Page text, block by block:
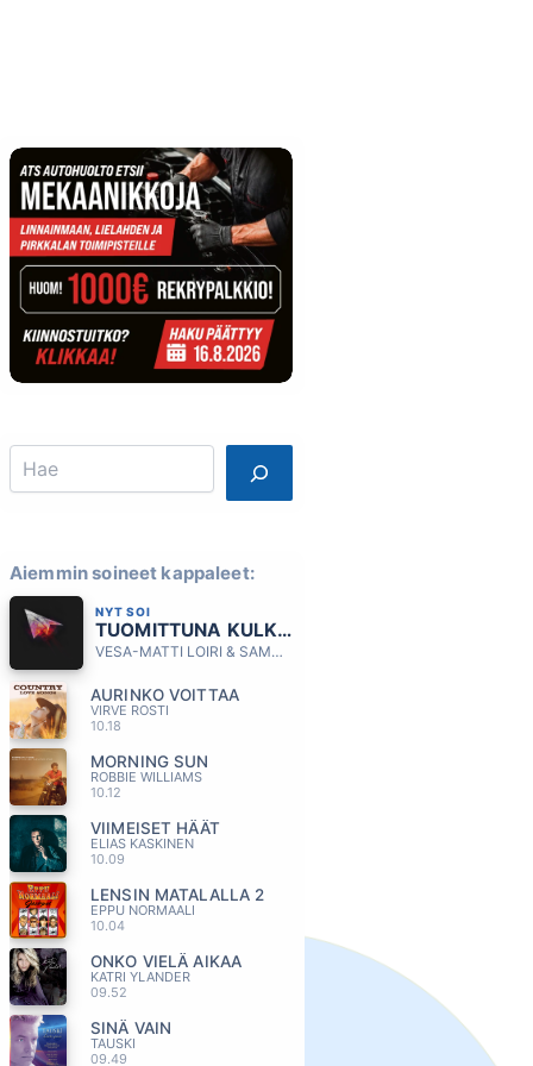
Search
Aiemmin soineet kappaleet:
NYT SOI
TUOMITTUNA KULKEMAAN
VESA-MATTI LOIRI & SAMULI EDELMANN
AURINKO VOITTAA
VIRVE ROSTI
10.18
MORNING SUN
ROBBIE WILLIAMS
10.12
VIIMEISET HÄÄT
ELIAS KASKINEN
10.09
LENSIN MATALALLA 2
EPPU NORMAALI
10.04
ONKO VIELÄ AIKAA
KATRI YLANDER
09.52
SINÄ VAIN
TAUSKI
09.49